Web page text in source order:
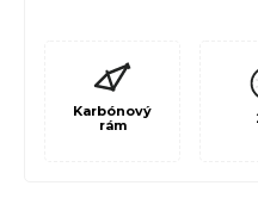
Karbónový
rám